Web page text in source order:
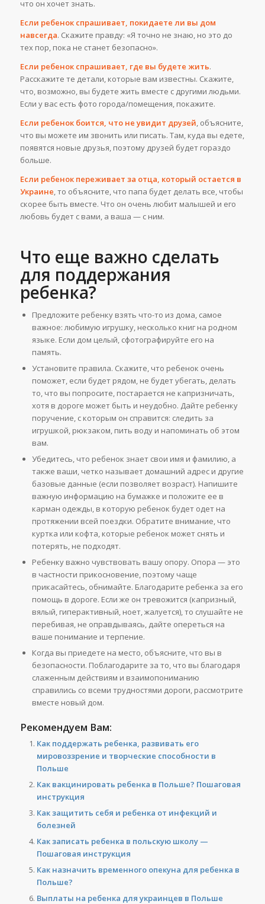
что он хочет знать.
Если ребенок спрашивает, покидаете ли вы дом
навсегда. Скажите правду: «Я точно не знаю, но это до
тех пор, пока не станет безопасно».
Если ребенок спрашивает, где вы будете жить.
Расскажите те детали, которые вам известны. Скажите,
что, возможно, вы будете жить вместе с другими людьми.
Если у вас есть фото города/помещения, покажите.
Если ребенок боится, что не увидит друзей, объясните,
что вы можете им звонить или писать. Там, куда вы едете,
появятся новые друзья, поэтому друзей будет гораздо
больше.
Если ребенок переживает за отца, который остается в
Украине, то объясните, что папа будет делать все, чтобы
скорее быть вместе. Что он очень любит малышей и его
любовь будет с вами, а ваша — с ним.
Что еще важно сделать
для поддержания
ребенка?
Предложите ребенку взять что-то из дома, самое
важное: любимую игрушку, несколько книг на родном
языке. Если дом целый, сфотографируйте его на
память.
Установите правила. Скажите, что ребенок очень
поможет, если будет рядом, не будет убегать, делать
то, что вы попросите, постарается не капризничать,
хотя в дороге может быть и неудобно. Дайте ребенку
поручение, с которым он справится: следить за
игрушкой, рюкзаком, пить воду и напоминать об этом
вам.
Убедитесь, что ребенок знает свои имя и фамилию, а
также ваши, четко называет домашний адрес и другие
базовые данные (если позволяет возраст). Напишите
важную информацию на бумажке и положите ее в
карман одежды, в которую ребенок будет одет на
протяжении всей поездки. Обратите внимание, что
куртка или кофта, которые ребенок может снять и
потерять, не подходят.
Ребенку важно чувствовать вашу опору. Опора — это
в частности прикосновение, поэтому чаще
прикасайтесь, обнимайте. Благодарите ребенка за его
помощь в дороге. Если же он тревожится (капризный,
вялый, гиперактивный, ноет, жалуется), то слушайте не
перебивая, не оправдываясь, дайте опереться на
ваше понимание и терпение.
Когда вы приедете на место, объясните, что вы в
безопасности. Поблагодарите за то, что вы благодаря
слаженным действиям и взаимопониманию
справились со всеми трудностями дороги, рассмотрите
вместе новый дом.
Рекомендуем Вам:
Как поддержать ребенка, развивать его
мировоззрение и творческие способности в
Польше
Как вакцинировать ребенка в Польше? Пошаговая
инструкция
Как защитить себя и ребенка от инфекций и
болезней
Как записать ребенка в польскую школу —
Пошаговая инструкция
Как назначить временного опекуна для ребенка в
Польше?
Выплаты на ребенка для украинцев в Польше